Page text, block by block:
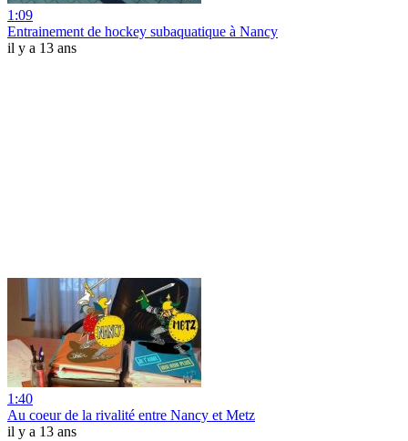
1:09
Entrainement de hockey subaquatique à Nancy
il y a 13 ans
1:40
Au coeur de la rivalité entre Nancy et Metz
il y a 13 ans